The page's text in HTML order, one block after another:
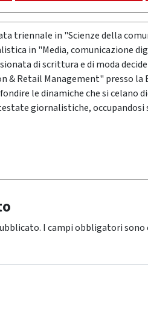
triennale in "Scienze della
in "Media, comunicazione
di scrittura e di moda
& Retail Management" presso la
le dinamiche che si celano
giornalistiche, occupandosi
I campi obbligatori